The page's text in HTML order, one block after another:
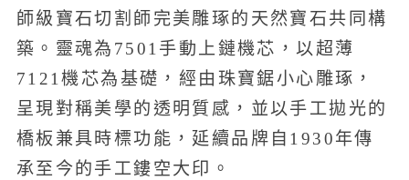
師級寶石切割師完美雕琢的天然寶石共同構
築。靈魂為7501手動上鏈機芯，以超薄
7121機芯為基礎，經由珠寶鋸小心雕琢，
呈現對稱美學的透明質感，並以手工拋光的
橋板兼具時標功能，延續品牌自1930年傳
承至今的手工鏤空大印。